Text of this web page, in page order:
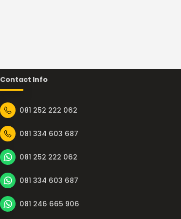
Contact Info
081 252 222 062
081 334 603 687
081 252 222 062
081 334 603 687
081 246 665 906